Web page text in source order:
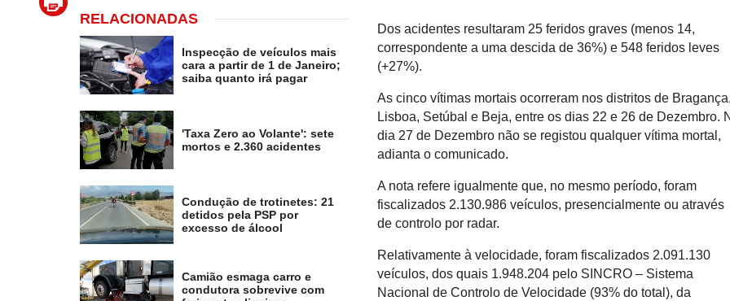
RELACIONADAS
Inspecção de veículos mais
cara a partir de 1 de Janeiro;
saiba quanto irá pagar
'Taxa Zero ao Volante': sete
mortos e 2.360 acidentes
Condução de trotinetes: 21
detidos pela PSP por
excesso de álcool
Camião esmaga carro e
condutora sobrevive com
Dos acidentes resultaram 25 feridos graves (menos 14,
correspondente a uma descida de 36%) e 548 feridos leves
(+27%).
As cinco vítimas mortais ocorreram nos distritos de
Lisboa, Setúbal e Beja, entre os dias 22 e 26 de Dezembro.
dia 27 de Dezembro não se registou qualquer vítima mortal,
adianta o comunicado.
A nota refere igualmente que, no mesmo período, foram
fiscalizados 2.130.986 veículos, presencialmente ou através
de controlo por radar.
Relativamente à velocidade, foram fiscalizados 2.091.130
veículos, dos quais 1.948.204 pelo SINCRO – Sistema
Nacional de Controlo de Velocidade (93% do total), da